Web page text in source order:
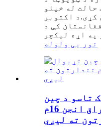
حالت له خپلو
اکتوبر
"په افغانستان کې د
نور یی ولوله
تاسو د چین
نړیوال داخلي احتراق انجن 16م
ته لیږي